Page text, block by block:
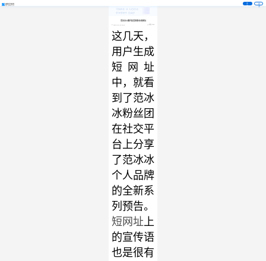
注
册
登
录
范冰冰火爆开拓美容事业I短网址
这几天，
用户生成
短网址
中，就看
到了范冰
冰粉丝团
在社交平
台上分享
了范冰冰
个人品牌
的全新系
列预告。
短网址 上
的宣传语
也是很有